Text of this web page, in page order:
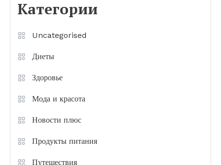
Категории
Uncategorised
Диеты
Здоровье
Мода и красота
Новости плюс
Продукты питания
Путешествия